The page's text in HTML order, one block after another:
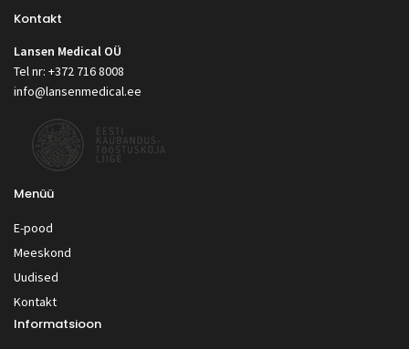
Kontakt
Lansen Medical OÜ
Tel nr: +372 716 8008
info@lansenmedical.ee
Menüü
E-pood
Meeskond
Uudised
Kontakt
Informatsioon